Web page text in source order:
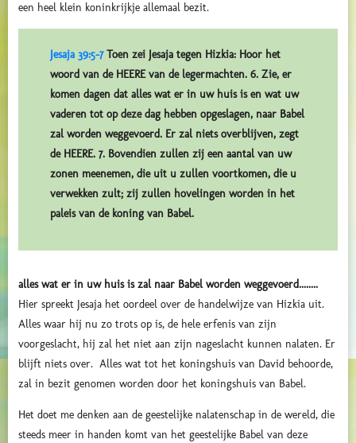
een heel klein koninkrijkje allemaal bezit.
Jesaja 39:5-7Toen zei Jesaja tegen Hizkia: Hoor het
woord van de HEERE van de legermachten. 6. Zie, er
komen dagen dat alles wat er in uw huis is en wat uw
vaderen tot op deze dag hebben opgeslagen, naar Babel
zal worden weggevoerd. Er zal niets overblijven, zegt
de HEERE. 7. Bovendien zullen zij een aantal van uw
zonen meenemen, die uit u zullen voortkomen, die u
verwekken zult; zij zullen hovelingen worden in het
paleis van de koning van Babel.
alles wat er in uw huis is zal naar Babel worden weggevoerd........
Hier spreekt Jesaja het oordeel over de handelwijze van Hizkia uit.
Alles waar hij nu zo trots op is, de hele erfenis van zijn
voorgeslacht, hij zal het niet aan zijn nageslacht kunnen nalaten. Er
blijft niets over. Alles wat tot het koningshuis van David behoorde,
zal in bezit genomen worden door het koningshuis van Babel.
Het doet me denken aan de geestelijke nalatenschap in de wereld, die
steeds meer in handen komt van het geestelijke Babel van deze